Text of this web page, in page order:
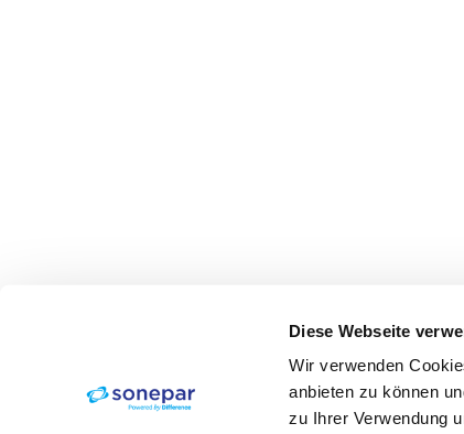
Diese Webseite
Wir verwenden
anbieten zu können
zu Ihrer Verwendung